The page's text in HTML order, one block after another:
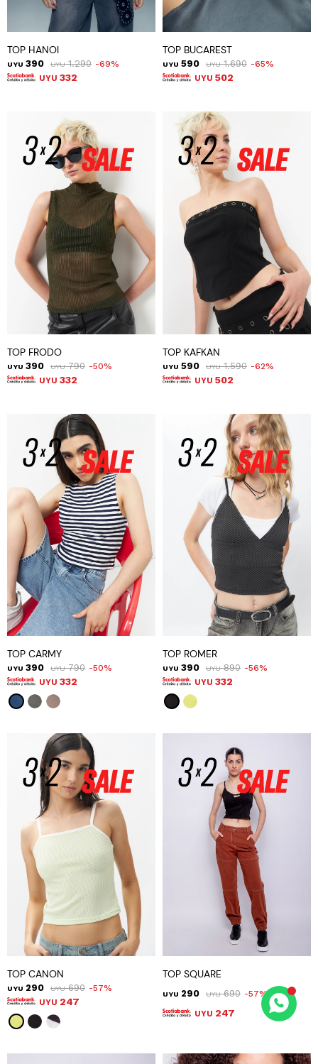
TOP HANOI
UYU 390 UYU 1.290 69
UYU 332
TOP BUCAREST
UYU 590 UYU 1.690 65
UYU 502
TOP FRODO
UYU 390 UYU 790 50
UYU 332
TOP KAFKAN
UYU 590 UYU 1.590 62
UYU 502
TOP CARMY
UYU 390 UYU 790 50
UYU 332
TOP ROMER
UYU 390 UYU 890 56
UYU 332
TOP CANON
UYU 290 UYU 690 57
UYU 247
TOP SQUARE
UYU 290 UYU 690 57
UYU 247